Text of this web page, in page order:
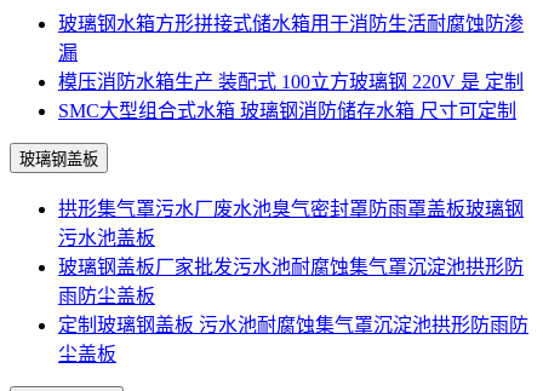
玻璃钢水箱方形拼接式储水箱用于消防生活耐腐蚀防渗
漏
模压消防水箱生产 装配式 100立方玻璃钢 220V 是 定制
SMC大型组合式水箱 玻璃钢消防储存水箱 尺寸可定制
玻璃钢盖板
拱形集气罩污水厂废水池臭气密封罩防雨罩盖板玻璃钢
污水池盖板
玻璃钢盖板厂家批发污水池耐腐蚀集气罩沉淀池拱形防
雨防尘盖板
定制玻璃钢盖板 污水池耐腐蚀集气罩沉淀池拱形防雨防
尘盖板